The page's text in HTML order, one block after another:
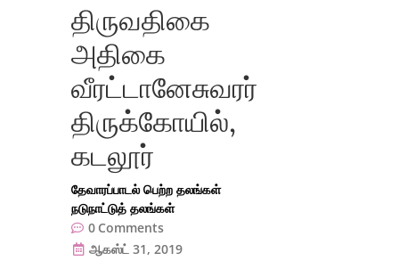
திருவதிகை
அதிகை
வீரட்டானேசுவரர்
திருக்கோயில்,
கடலூர்
தேவாரப்பாடல் பெற்ற தலங்கள்
நடுநாட்டுத் தலங்கள்
0 Comments
ஆகஸ்ட் 31, 2019